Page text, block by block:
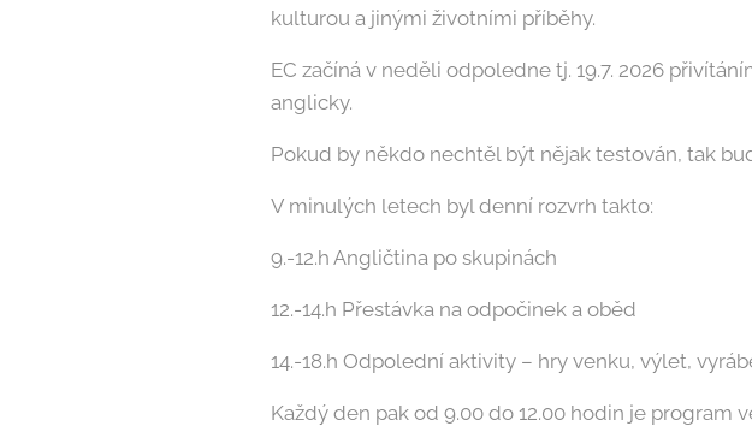
kulturou a jinými životními příběhy.
EC začíná v neděli odpoledne tj. 19.7. 2026
anglicky.
Pokud by někdo nechtěl být nějak testován, tak
V minulých letech byl denní rozvrh takto:
9.-12.h Angličtina po skupinách
12.-14.h Přestávka na odpočinek a oběd
14.-18.h Odpolední aktivity – hry venku, výlet,
Každý den pak od 9.00 do 12.00 hodin je program